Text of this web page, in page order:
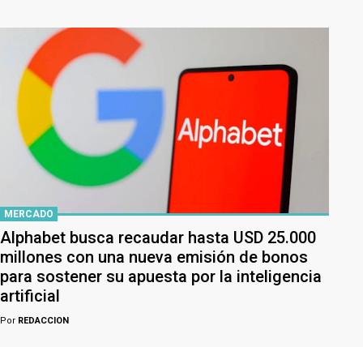
MERCADO
Alphabet busca recaudar hasta USD 25.000
millones con una nueva emisión de bonos
para sostener su apuesta por la inteligencia
artificial
Por REDACCION